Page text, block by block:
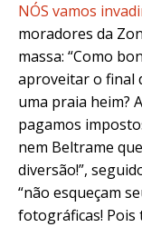
NÓS vamos
moradores da
massa: “Como
aproveitar o final
uma praia heim?
pagamos
nem Beltrame
diversão!”,
“não esqueçam
fotográficas! Pois